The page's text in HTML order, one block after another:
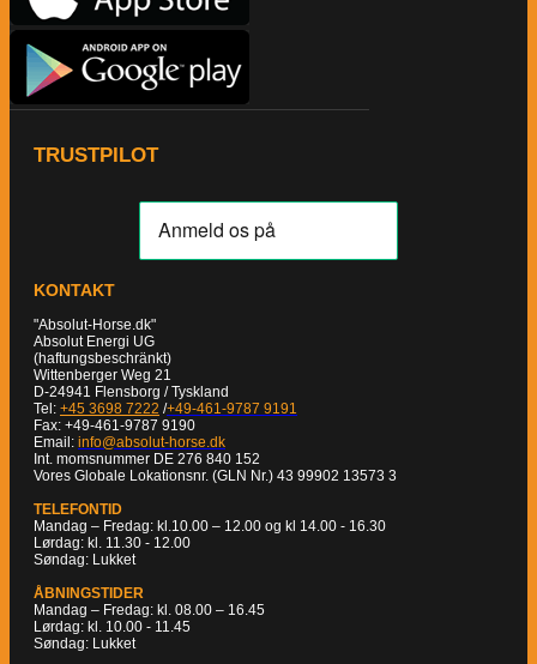
TRUSTPILOT
KONTAKT
"Absolut-Horse.dk"
Absolut Energi UG
(haftungsbeschränkt)
Wittenberger Weg 21
D-24941 Flensborg / Tyskland
Tel: +45 3698 7222 /+49-461-9787 9191
Fax: +49-461-9787 9190
Email: info@absolut-horse.dk
Int. momsnummer DE 276 840 152
Vores Globale Lokationsnr. (GLN Nr.) 43 99902 13573 3
TELEFONTID
Mandag – Fredag: kl.10.00 – 12.00 og kl 14.00 - 16.30
Lørdag: kl. 11.30 - 12.00
Søndag: Lukket
ÅBNINGSTIDER
Mandag – Fredag: kl. 08.00 – 16.45
Lørdag: kl. 10.00 - 11.45
Søndag: Lukket